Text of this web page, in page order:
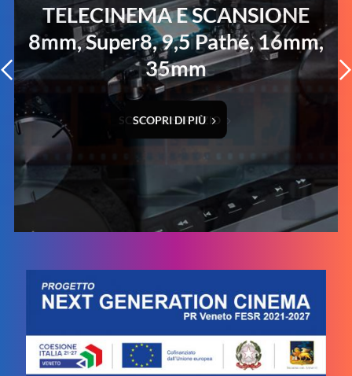
TELECINEMA E SCANSIONE
8mm, Super8, 9,5 Pathé, 16mm,
35mm
SCOPRI DI PIÙ
Previous